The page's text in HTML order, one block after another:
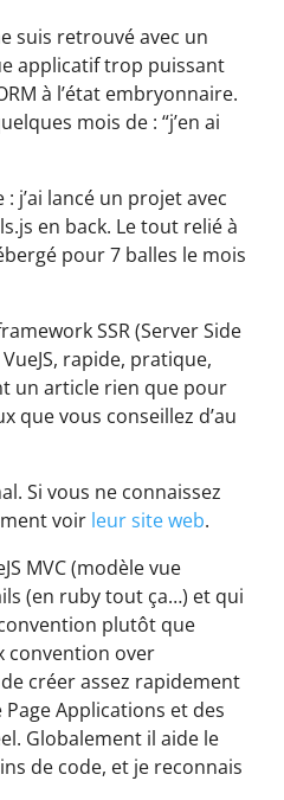
suis retrouvé avec un
applicatif trop puissant
à l’état embryonnaire.
mois de : “j’en ai
j’ai lancé un projet avec
en back. Le tout relié à
pour 7 balles le mois
SSR (Server Side
rapide, pratique,
un article rien que pour
que vous conseillez d’au
Si vous ne connaissez
voir leur site web.
MVC (modèle vue
(en ruby tout ça…) et qui
plutôt que
convention over
créer assez rapidement
Page Applications et des
Globalement il aide le
de code, et je reconnais